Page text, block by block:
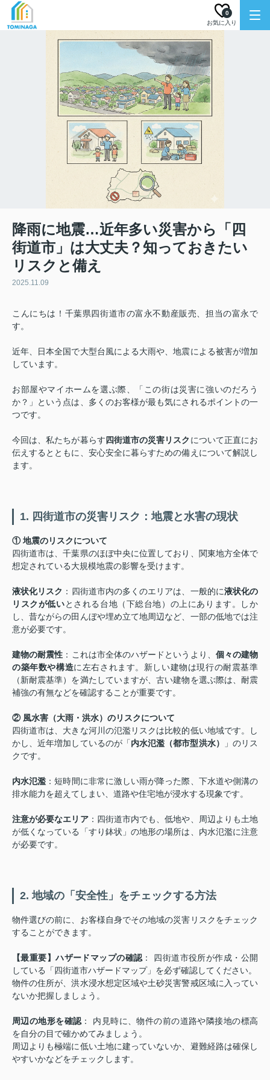
お気に入り
0
降雨に地震…近年多い災害から「四
街道市」は大丈夫？知っておきたい
リスクと備え
2025.11.09
こんにちは！千葉県四街道市の富永不動産販売、担当の富永で
す。
近年、日本全国で大型台風による大雨や、地震による被害が増加
しています。
お部屋やマイホームを選ぶ際、「この街は災害に強いのだろう
か？」という点は、多くのお客様が最も気にされるポイントの一
つです。
今回は、私たちが暮らす 四街道市の災害リスク について正直にお
伝えするとともに、安心安全に暮らすための備えについて解説し
ます。
1. 四街道市の災害リスク：地震と水害の現状
① 地震のリスクについて
四街道市は、千葉県のほぼ中央に位置しており、関東地方全体で
想定されている大規模地震の影響を受けます。
液状化リスク ：四街道市内の多くのエリアは、一般的に液状化の
リスクが低いとされる台地（下総台地）の上にあります。しか
し、昔ながらの田んぼや埋め立て地周辺など、一部の低地では注
意が必要です。
建物の耐震性 ：これは市全体のハザードというより、 個々の建物
の築年数や構造に左右されます。新しい建物は現行の耐震基準
（新耐震基準）を満たしていますが、古い建物を選ぶ際は、耐震
補強の有無などを確認することが重要です。
② 風水害（大雨・洪水）のリスクについて
四街道市は、大きな河川の氾濫リスクは比較的低い地域です。し
かし、近年増加しているのが「内水氾濫（都市型洪水）
」のリス
クです。
内水氾濫 ：短時間に非常に激しい雨が降った際、下水道や側溝の
排水能力を超えてしまい、道路や住宅地が浸水する現象です。
注意が必要なエリア：四街道市内でも、低地や、周辺よりも土地
が低くなっている「すり鉢状」の地形の場所は、内水氾濫に注意
が必要です。
2. 地域の「安全性」をチェックする方法
物件選びの前に、お客様自身でその地域の災害リスクをチェック
することができます。
【最重要】ハザードマップの確認 ： 四街道市役所が作成・公開
している「四街道市ハザードマップ」を必ず確認してください。
物件の住所が、洪水浸水想定区域や土砂災害警戒区域に入ってい
ないか把握しましょう。
周辺の地形を確認 ： 内見時に、物件の前の道路や隣接地の標高
を自分の目で確かめてみましょう。
周辺よりも極端に低い土地に建っていないか、避難経路は確保し
やすいかなどをチェックします。